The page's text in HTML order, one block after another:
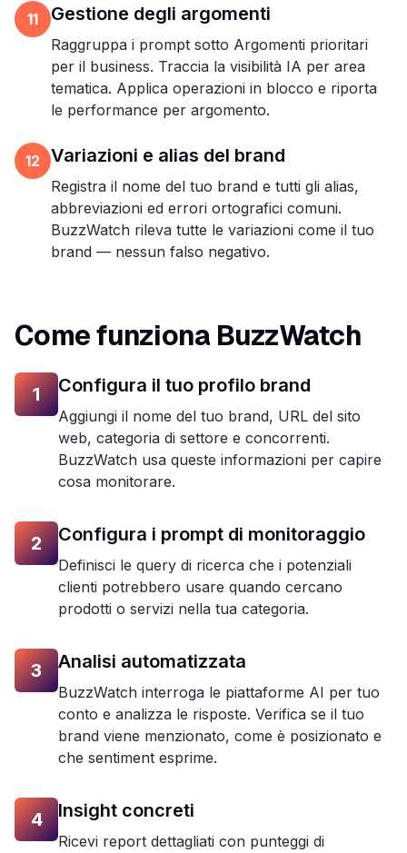
11 Gestione degli argomenti
Raggruppa i prompt sotto Argomenti prioritari
per il business. Traccia la visibilità IA per area
tematica. Applica operazioni in blocco e riporta
le performance per argomento.
12 Variazioni e alias del brand
Registra il nome del tuo brand e tutti gli alias,
abbreviazioni ed errori ortografici comuni.
BuzzWatch rileva tutte le variazioni come il tuo
brand — nessun falso negativo.
Come funziona BuzzWatch
1 Configura il tuo profilo brand
Aggiungi il nome del tuo brand, URL del sito
web, categoria di settore e concorrenti.
BuzzWatch usa queste informazioni per capire
cosa monitorare.
2 Configura i prompt di monitoraggio
Definisci le query di ricerca che i potenziali
clienti potrebbero usare quando cercano
prodotti o servizi nella tua categoria.
3 Analisi automatizzata
BuzzWatch interroga le piattaforme AI per tuo
conto e analizza le risposte. Verifica se il tuo
brand viene menzionato, come è posizionato e
che sentiment esprime.
4 Insight concreti
Ricevi report dettagliati con punteggi di